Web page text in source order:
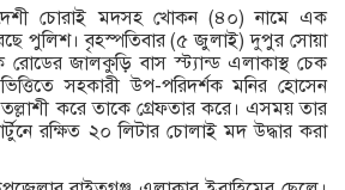
দেশী চোরাই মদসহ খোকন (৪০) নামে এক
পুলিশ। বৃহস্পতিবার (৫ জুলাই) দুপুর সোয়া
রোডের জালকুড়ি বাস স্ট্যান্ড এলাকাস্থ চেক
সহকারী উপ-পরিদর্শক মনির হোসেন
করে তাকে গ্রেফতার করে। এসময় তার
রক্ষিত ২০ লিটার চোলাই মদ উদ্ধার করা